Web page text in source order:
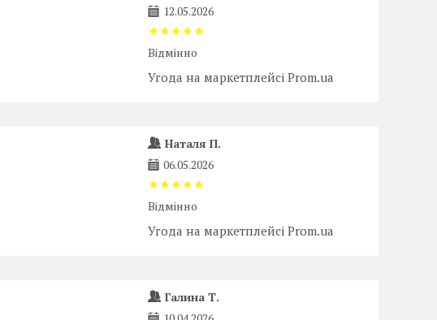
12.05.2026
Відмінно
Угода на маркетплейсі Prom.ua
Наталя П.
06.05.2026
Відмінно
Угода на маркетплейсі Prom.ua
Галина Т.